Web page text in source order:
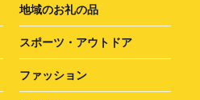
地域のお礼の品
スポーツ・アウトドア
ファッション